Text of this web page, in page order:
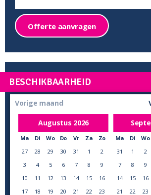
Offerte aanvragen
BESCHIKBAARHEID
Vorige maand
Augustus 2026
Ma Di Wo Do Vr Za
Zo
27
28 29 30 31 1
2
3
4 5 6 7 8
9
10
11 12 13 14 15
16
17
18 19 20 21 22
23
Ma Di Wo
31
1 2
7
8 9
14
15 16
21
22 23